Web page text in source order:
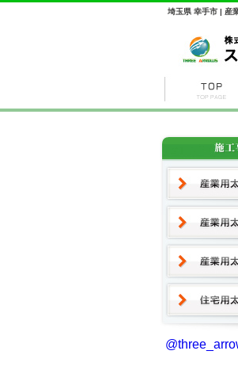
埼玉県 幸手市 | 産